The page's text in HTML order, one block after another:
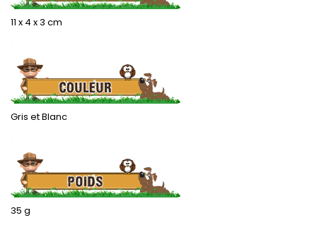
11 x 4 x 3 cm
.
Gris et Blanc
.
35 g